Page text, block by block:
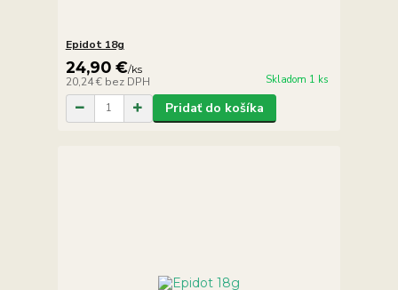
Epidot 18g
24,90 €/ks
20,24 € bez DPH Skladom 1 ks
Pridať do košíka